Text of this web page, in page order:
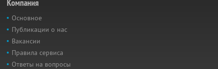
Компания
Основное
Публикации о нас
Вакансии
Правила сервиса
Ответы на вопросы